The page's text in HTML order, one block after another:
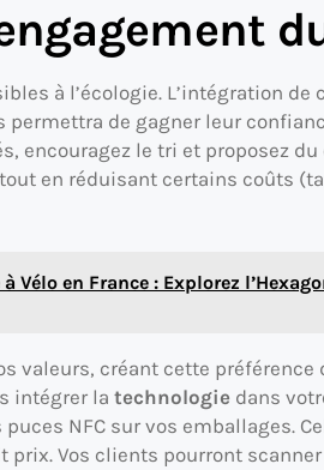
à l’écologie. L’intégration de
permettra de gagner leur
encouragez le tri et proposez
tout en réduisant certains coûts
Vélo en France : Explorez
valeurs, créant cette préférence
intégrer la technologie dans
NFC sur vos emballages.
Vos clients pourront